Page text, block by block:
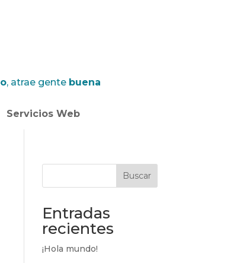
, atrae gente buena
Servicios Web
Buscar
Entradas
recientes
¡Hola mundo!